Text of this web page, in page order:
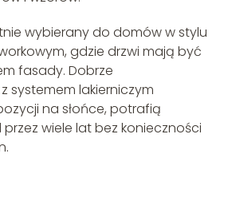
wybierany do domów w stylu
gdzie drzwi mają być
fasady. Dobrze
systemem lakierniczym
na słońce, potrafią
wiele lat bez konieczności